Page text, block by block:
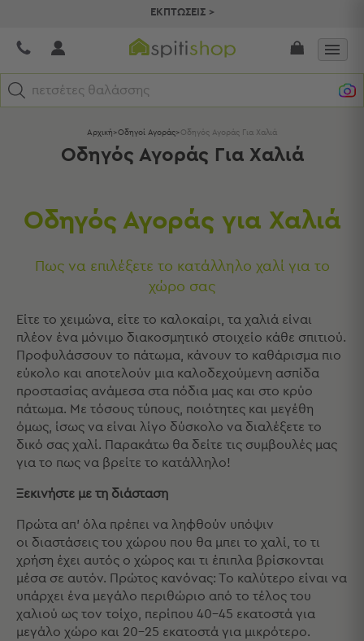
ΕΚΠΤΩΣΕΙΣ >
πετσέτες θαλάσσης
Κουβερλί
Ριχτάρια
Κουρτίνες
Έπιπλα
Διακοσμητικά
Είδη
Κουζίνας
Είδη
Μπάνιου
Οργάνωση
Σπιτιού
Βρεφικά
Ένδυση
Δωμάτια
Κρεβατοκάμαρα
Σαλόνι
Μπάνιο
Κουζίνα
Βρεφικό
Αρχική >Οδηγοί Αγοράς> Οδηγός Αγοράς Για Χαλιά
Οδηγός Αγοράς Για Χαλιά
Οδηγός Αγοράς για Χαλιά
Πως να επιλέξετε το κατάλληλο χαλί για το
χώρο σας
Είτε το χειμώνα, είτε το καλοκαίρι, τα χαλιά είναι
πλέον ένα μόνιμο διακοσμητικό στοιχείο κάθε σπιτιού.
Προφυλάσσουν το πάτωμα, κάνουν το καθάρισμα πιο
εύκολο και αποτελούν μια καλοδεχούμενη ασπίδα
προστασίας ανάμεσα στα πόδια μας και στο κρύο
πάτωμα. Με τόσους τύπους, ποιότητες και μεγέθη
όμως, ίσως να είναι λίγο δύσκολο να διαλέξετε το
δικό σας χαλί. Παρακάτω θα δείτε τις συμβουλές μας
για το πως να βρείτε το κατάλληλο!
Ξεκινήστε με τη διάσταση
Πρώτα απ’ όλα πρέπει να ληφθούν υπόψιν
οι διαστάσεις του χώρου που θα μπει το χαλί, το τι
χρήση έχει αυτός ο χώρος και τι έπιπλα βρίσκονται
μέσα σε αυτόν. Πρώτος κανόνας: Το καλύτερο είναι να
υπάρχει ένα μεγάλο περιθώριο από το τέλος του
χαλιού ως τον τοίχο, περίπου 40-45 εκατοστά για
μεγάλο χώρο και 20-25 εκατοστά για μικρότερο.